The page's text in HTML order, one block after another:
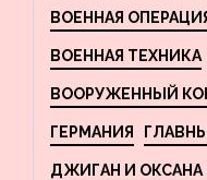
ВОЕННАЯ
ВОЕННАЯ ТЕХНИКА
ВООРУЖЕННЫЙ
ГЕРМАНИЯ
ДЖИГАН И